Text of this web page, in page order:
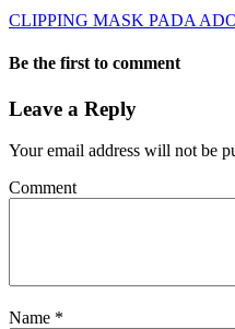
CLIPPING MASK PADA
Be the first to comment
Leave a Reply
Your email address will not be
Comment
Name *